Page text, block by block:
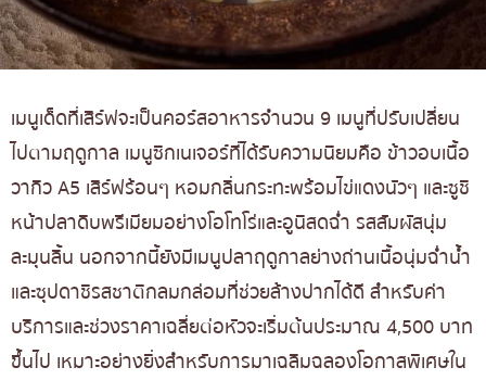
เมนูเด็ดที่เสิร์ฟจะเป็นคอร์สอาหารจำนวน 9 เมนูที่ปรับเปลี่ยน
ไปตามฤดูกาล เมนูซิกเนเจอร์ที่ได้รับความนิยมคือ ข้าวอบเนื้อ
วากิว A5 เสิร์ฟร้อนๆ หอมกลิ่นกระทะพร้อมไข่แดงนัวๆ และซูชิ
หน้าปลาดิบพรีเมียมอย่างโอโทโร่และอูนิสดฉ่ำ รสสัมผัสนุ่ม
ละมุนลิ้น นอกจากนี้ยังมีเมนูปลาฤดูกาลย่างถ่านเนื้อนุ่มฉ่ำน้ำ
และซุปดาชิรสชาติกลมกล่อมที่ช่วยล้างปากได้ดี สำหรับค่า
บริการและช่วงราคาเฉลี่ยต่อหัวจะเริ่มต้นประมาณ 4,500 บาท
ขึ้นไป เหมาะอย่างยิ่งสำหรับการมาเฉลิมฉลองโอกาสพิเศษใน